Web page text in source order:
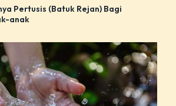
Pertusis (Batuk Rejan) Bagi
anak